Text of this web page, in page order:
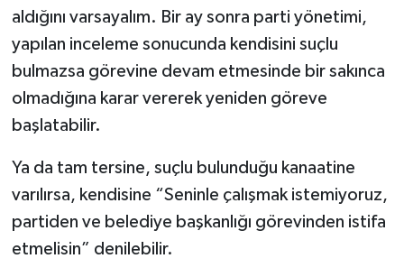
aldığını varsayalım. Bir ay sonra parti yönetimi,
yapılan inceleme sonucunda kendisini suçlu
bulmazsa görevine devam etmesinde bir sakınca
olmadığına karar vererek yeniden göreve
başlatabilir.
Ya da tam tersine, suçlu bulunduğu kanaatine
varılırsa, kendisine “Seninle çalışmak istemiyoruz,
partiden ve belediye başkanlığı görevinden istifa
etmelisin” denilebilir.